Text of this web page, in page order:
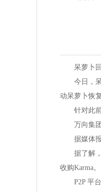
呆萝卜回
今日，呆
动呆萝卜恢
针对此前
万向集团
据媒体报
据了解，
收购Karma。
P2P 平台